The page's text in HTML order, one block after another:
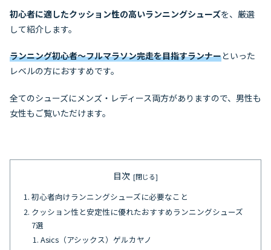
初心者に適したクッション性の高いランニングシューズを、厳選
して紹介します。
ランニング初心者～フルマラソン完走を目指すランナーといった
レベルの方におすすめです。
全てのシューズにメンズ・レディース両方がありますので、男性も
女性もご覧いただけます。
目次
初心者向けランニングシューズに必要なこと
クッション性と安定性に優れたおすすめランニングシューズ
7選
Asics（アシックス）ゲルカヤノ